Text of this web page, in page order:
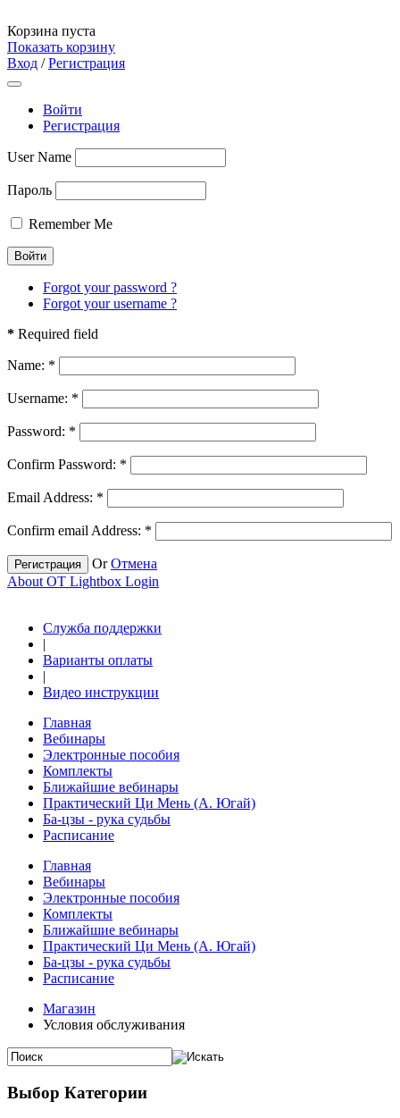
Корзина пуста
Показать корзину
Вход /Регистрация
Войти
Регистрация
User Name
Пароль
Remember Me
Forgot your password ?
Forgot your username ?
* Required field
Name: *
Username: *
Password: *
Confirm Password: *
Email Address: *
Confirm email Address: *
Регистрация OrОтмена
About OT Lightbox Login
Служба поддержки
|
Варианты оплаты
|
Видео инструкции
Главная
Вебинары
Электронные пособия
Комплекты
Ближайшие вебинары
Практический Ци Мень (А. Югай)
Ба-цзы - рука судьбы
Расписание
Главная
Вебинары
Электронные пособия
Комплекты
Ближайшие вебинары
Практический Ци Мень (А. Югай)
Ба-цзы - рука судьбы
Расписание
Магазин
Условия обслуживания
Выбор Категории